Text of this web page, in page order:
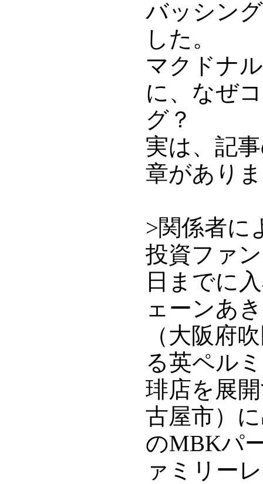
バッシン
した。
マクドナ
に、なぜ
グ？
実は、記
章があり
>関係者に
投資ファ
日までに
ェーンあ
（大阪府
る英ペル
琲店を展
古屋市）
のMBKパ
ァミリー